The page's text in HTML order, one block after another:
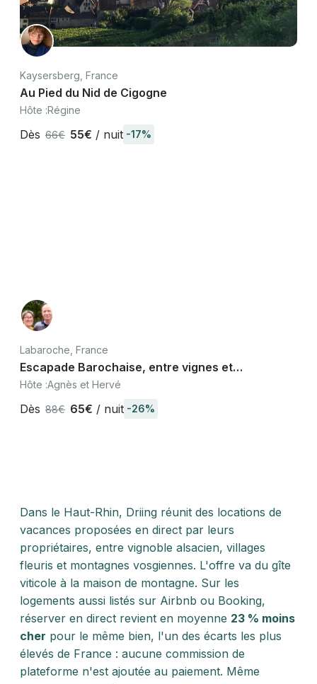
Kaysersberg, France
Au Pied du Nid de Cigogne
Hôte :Régine
Dès 66€ 55€ / nuit -17%
Labaroche, France
Escapade Barochaise, entre vignes et
montagnes, proche Colmar et route des vins
Hôte :Agnès et Hervé
Dès 88€ 65€ / nuit -26%
Dans le Haut-Rhin, Driing réunit des locations de
vacances proposées en direct par leurs
propriétaires, entre vignoble alsacien, villages
fleuris et montagnes vosgiennes. L'offre va du gîte
viticole à la maison de montagne. Sur les
logements aussi listés sur Airbnb ou Booking,
réserver en direct revient en moyenne 23 % moins
cher pour le même bien, l'un des écarts les plus
élevés de France : aucune commission de
plateforme n'est ajoutée au paiement. Même